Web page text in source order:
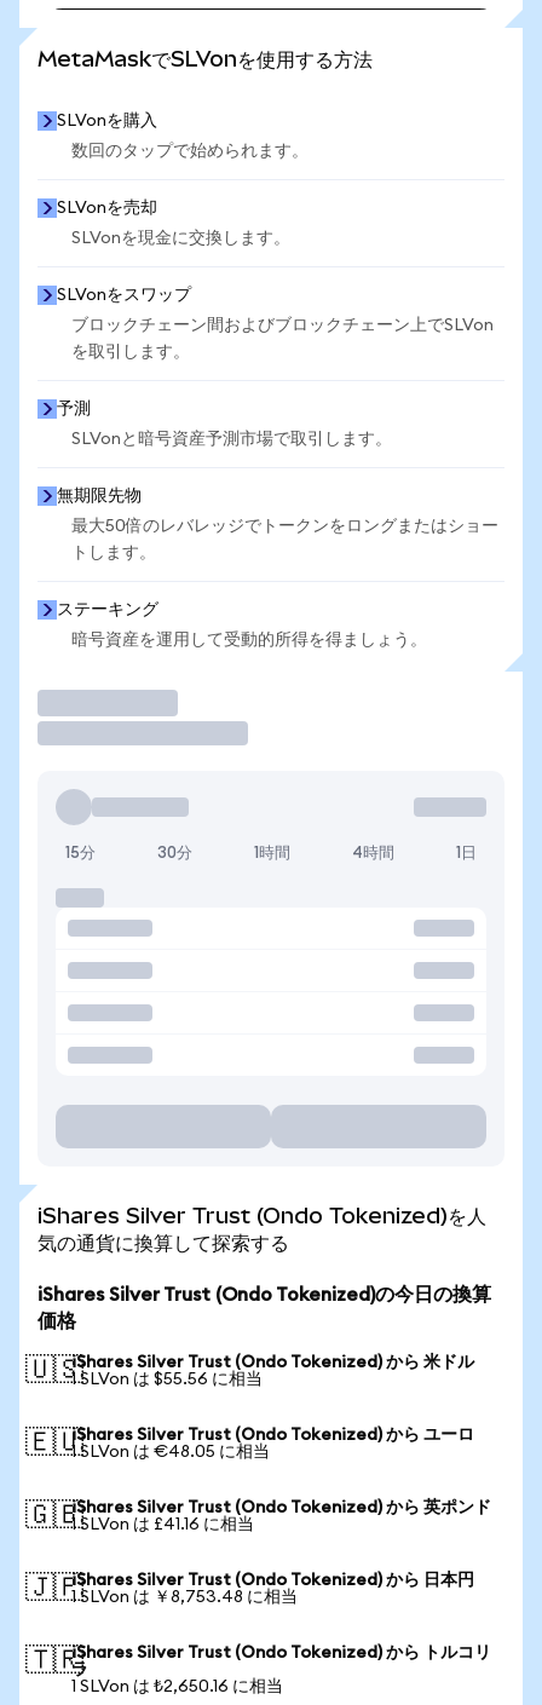
MetaMaskでSLVonを使用する方法
SLVonを購入
数回のタップで始められます。
SLVonを売却
SLVonを現金に交換します。
SLVonをスワップ
ブロックチェーン間およびブロックチェーン上でSLVon
を取引します。
予測
SLVonと暗号資産予測市場で取引します。
無期限先物
最大50倍のレバレッジでトークンをロングまたはショー
トします。
ステーキング
暗号資産を運用して受動的所得を得ましょう。
15分 30分 1時間 4時間 1日
iShares Silver Trust (Ondo Tokenized)を人
気の通貨に換算して探索する
iShares Silver Trust (Ondo Tokenized)の今日の換算
価格
🇺🇸iShares Silver Trust (Ondo Tokenized) から 米ドル
1 SLVon は $55.56 に相当
🇪🇺iShares Silver Trust (Ondo Tokenized) から ユーロ
1 SLVon は €48.05 に相当
🇬🇧iShares Silver Trust (Ondo Tokenized) から 英ポンド
1 SLVon は £41.16 に相当
🇯🇵iShares Silver Trust (Ondo Tokenized) から 日本円
1 SLVon は ￥8,753.48 に相当
🇹🇷iShares Silver Trust (Ondo Tokenized) から トルコリ
ラ
1 SLVon は ₺2,650.16 に相当